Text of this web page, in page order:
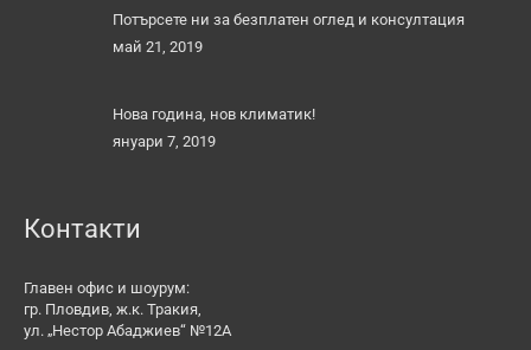
Потърсете ни за безплатен оглед и консултация
май 21, 2019
Нова година, нов климатик!
януари 7, 2019
Контакти
Главен офис и шоурум:
гр. Пловдив, ж.к. Тракия,
ул. „Нестор Абаджиев“ №12А